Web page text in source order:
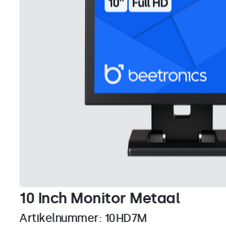
10 Inch Monitor Metaal
Artikelnummer: 10HD7M